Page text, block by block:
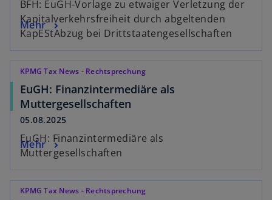
BFH: EuGH-Vorlage zu etwaiger Verletzung der
Kapitalverkehrsfreiheit durch abgeltenden
KapEStAbzug bei Drittstaatengesellschaften
Mehr
KPMG Tax News - Rechtsprechung
EuGH: Finanzintermediäre als
Muttergesellschaften
05.08.2025
EuGH: Finanzintermediäre als
Muttergesellschaften
Mehr
KPMG Tax News - Rechtsprechung